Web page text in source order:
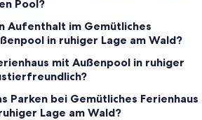
Pool?
Aufenthalt im Gemütliches
in ruhiger Lage am Wald?
mit Außenpool in ruhiger
Parken bei Gemütliches Ferienhaus
Lage am Wald?